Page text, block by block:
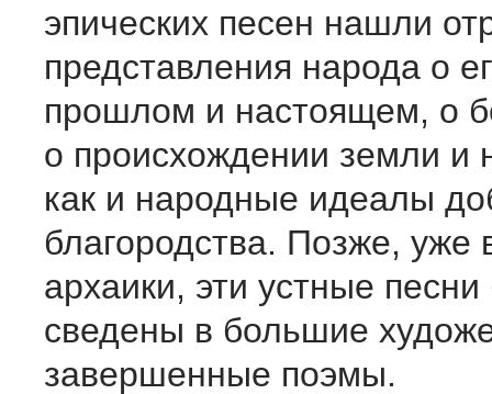
эпических песен нашли
представления народа о
прошлом и настоящем, о
о происхождении земли и
как и народные идеалы
благородства. Позже, уже
архаики, эти устные
сведены в большие
завершенные поэмы.